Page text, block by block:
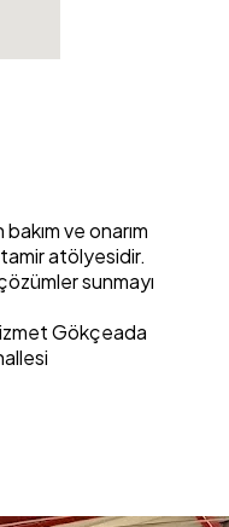
ve onarım
atölyesidir.
sunmayı
Gökçeada